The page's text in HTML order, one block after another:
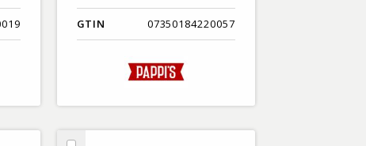
GTIN 07350184220057